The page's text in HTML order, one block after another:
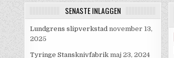
SENASTE INLÄGGEN
Lundgrens slipverkstad november 13,
2025
Tyringe Stansknivfabrik maj 23, 2024